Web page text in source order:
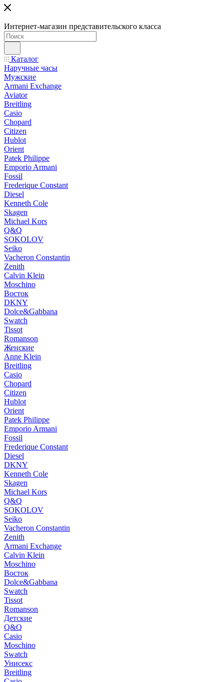
Интернет-магазин представительского класса
Каталог
Наручные часы
Мужские
Armani Exchange
Aviator
Breitling
Casio
Chopard
Citizen
Hublot
Orient
Patek Philippe
Emporio Armani
Fossil
Frederique Constant
Diesel
Kenneth Cole
Skagen
Michael Kors
Q&Q
SOKOLOV
Seiko
Vacheron Constantin
Zenith
Calvin Klein
Moschino
Восток
DKNY
Dolce&Gabbana
Swatch
Tissot
Romanson
Женские
Anne Klein
Breitling
Casio
Chopard
Citizen
Hublot
Orient
Patek Philippe
Emporio Armani
Fossil
Frederique Constant
Diesel
DKNY
Kenneth Cole
Skagen
Michael Kors
Q&Q
SOKOLOV
Seiko
Vacheron Constantin
Zenith
Armani Exchange
Calvin Klein
Moschino
Восток
Dolce&Gabbana
Swatch
Tissot
Romanson
Детские
Q&Q
Casio
Moschino
Swatch
Унисекс
Breitling